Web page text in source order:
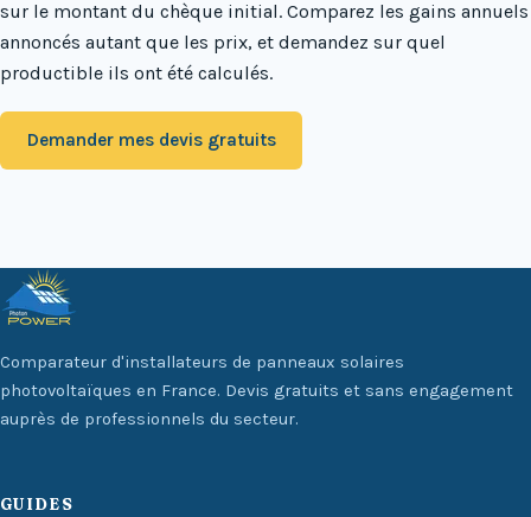
sur le montant du chèque initial. Comparez les gains annuels
annoncés autant que les prix, et demandez sur quel
productible ils ont été calculés.
Demander mes devis gratuits
Comparateur d'installateurs de panneaux solaires
photovoltaïques en France. Devis gratuits et sans engagement
auprès de professionnels du secteur.
GUIDES